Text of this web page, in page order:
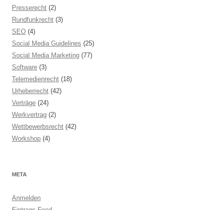
Presserecht (2)
Rundfunkrecht (3)
SEO (4)
Social Media Guidelines (25)
Social Media Marketing (77)
Software (3)
Telemedienrecht (18)
Urheberrecht (42)
Verträge (24)
Werkvertrag (2)
Wettbewerbsrecht (42)
Workshop (4)
META
Anmelden